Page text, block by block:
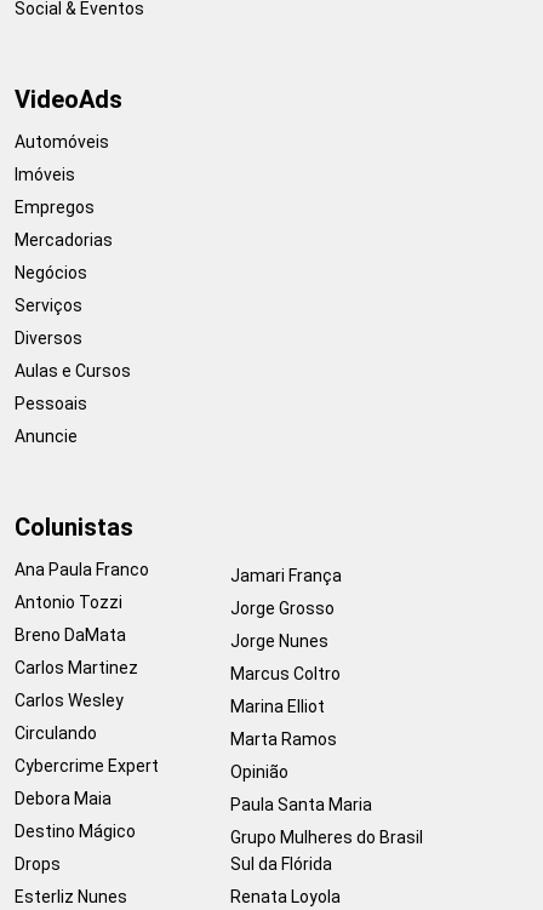
Social & Eventos
VideoAds
Automóveis
Imóveis
Empregos
Mercadorias
Negócios
Serviços
Diversos
Aulas e Cursos
Pessoais
Anuncie
Colunistas
Ana Paula Franco
Antonio Tozzi
Breno DaMata
Carlos Martinez
Carlos Wesley
Circulando
Cybercrime Expert
Debora Maia
Destino Mágico
Drops
Esterliz Nunes
Jamari França
Jorge Grosso
Jorge Nunes
Marcus Coltro
Marina Elliot
Marta Ramos
Opinião
Paula Santa Maria
Grupo Mulheres do Brasil
Sul da Flórida
Renata Loyola